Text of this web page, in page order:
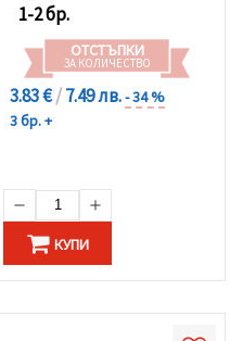
1-2 бр.
ОТСТЪПКИ
ЗА КОЛИЧЕСТВО
3.83 €/7.49 лв.- 34 %
3 бр. +
КУПИ